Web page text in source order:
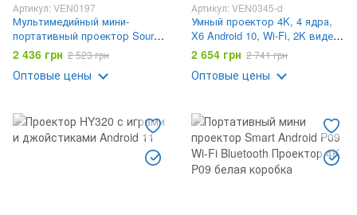
Артикул: VEN0197
Мультимедийный мини-
портативный проектор Source
Factory Android 9 X3 wifi 2,4
ГГц/5,8 ГГц
2 436 грн 2 523 грн
Оптовые цены
Артикул: VEN0345-d
Умный проектор 4K, 4 ядра,
X6 Android 10, Wi-Fi, 2K видео,
Full HD 1080P, мини-проектор
для домашнего кинотеатра
2 654 грн 2 741 грн
Оптовые цены